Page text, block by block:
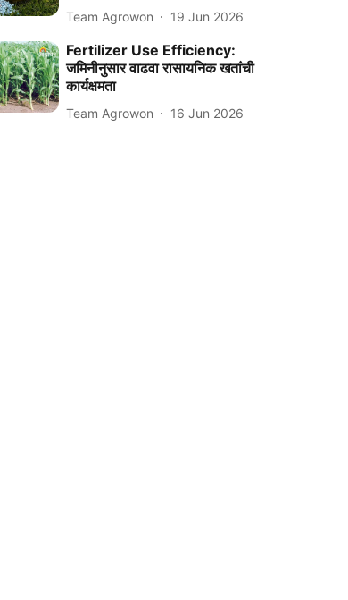
Team Agrowon 19 Jun 2026
Fertilizer Use Efficiency:
जमिनीनुसार वाढवा रासायनिक खतांची
कार्यक्षमता
Team Agrowon 16 Jun 2026